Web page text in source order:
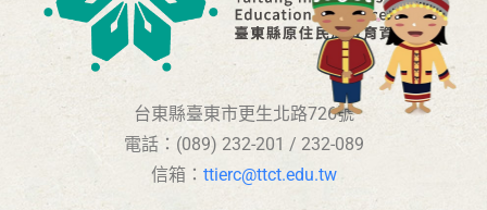
台東縣臺東市更生北路726號
電話：(089) 232-201 / 232-089
信箱： ttierc@ttct.edu.tw